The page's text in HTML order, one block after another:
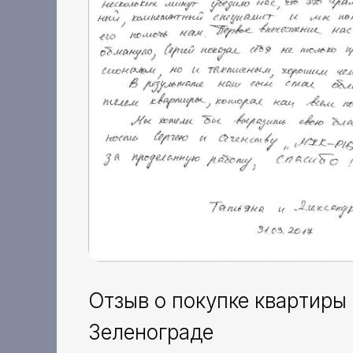
Отзыв о покупке квартиры
Зеленограде